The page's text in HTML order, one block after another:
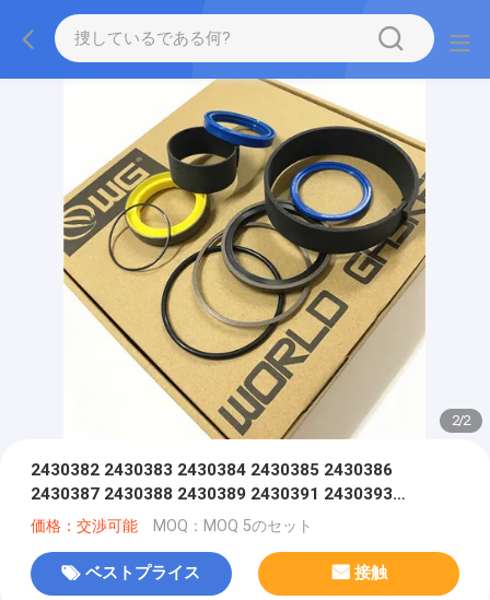
2/2
2430382 2430383 2430384 2430385 2430386
2430387 2430388 2430389 2430391 2430393
2430395 2430397 2430398 2432276 2435796
価格：交渉可能 MOQ：MOQ 5のセット
ベストプライス 接触